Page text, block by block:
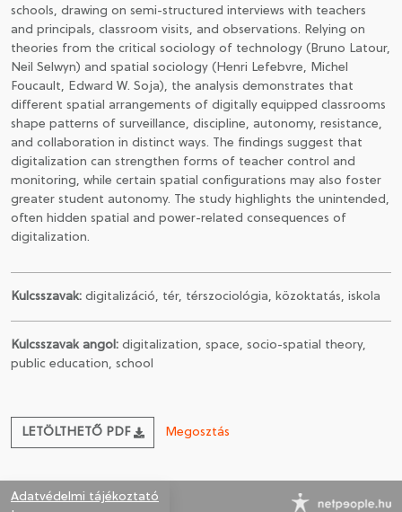
schools, drawing on semi-structured interviews with teachers
and principals, classroom visits, and observations. Relying on
theories from the critical sociology of technology (Bruno Latour,
Neil Selwyn) and spatial sociology (Henri Lefebvre, Michel
Foucault, Edward W. Soja), the analysis demonstrates that
different spatial arrangements of digitally equipped classrooms
shape patterns of surveillance, discipline, autonomy, resistance,
and collaboration in distinct ways. The findings suggest that
digitalization can strengthen forms of teacher control and
monitoring, while certain spatial configurations may also foster
greater student autonomy. The study highlights the unintended,
often hidden spatial and power-related consequences of
digitalization.
Kulcsszavak: digitalizáció, tér, térszociológia, közoktatás, iskola
Kulcsszavak angol: digitalization, space, socio-spatial theory,
public education, school
LETÖLTHETŐ PDF Megosztás
Adatvédelmi tájékoztató